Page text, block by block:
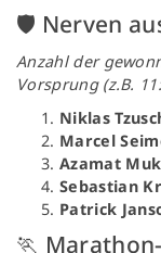
🛡️ Nerven
Anzahl der
Vorsprung (z.B.
Niklas
Marcel
Azamat
Sebastian
Patrick
🏃